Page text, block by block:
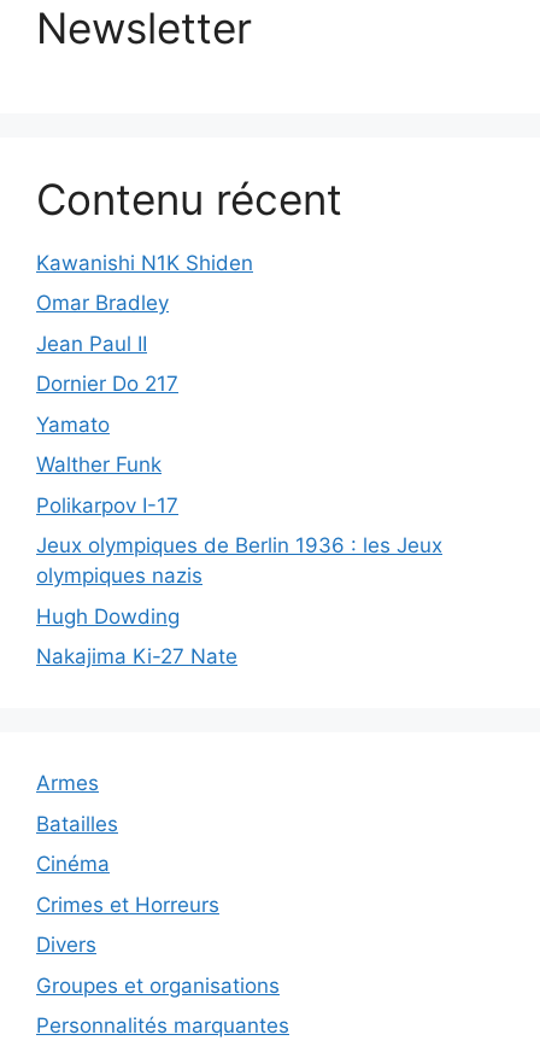
Newsletter
Contenu récent
Kawanishi N1K Shiden
Omar Bradley
Jean Paul II
Dornier Do 217
Yamato
Walther Funk
Polikarpov I-17
Jeux olympiques de Berlin 1936 : les Jeux
olympiques nazis
Hugh Dowding
Nakajima Ki-27 Nate
Armes
Batailles
Cinéma
Crimes et Horreurs
Divers
Groupes et organisations
Personnalités marquantes